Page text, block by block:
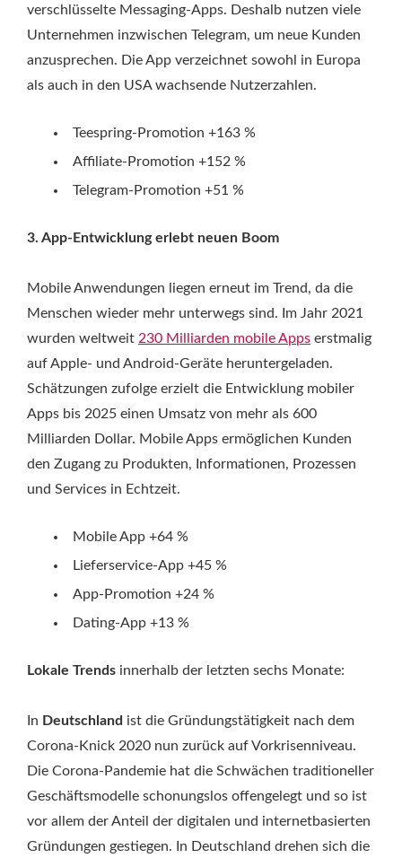
verschlüsselte Messaging-Apps. Deshalb nutzen viele
Unternehmen inzwischen Telegram, um neue Kunden
anzusprechen. Die App verzeichnet sowohl in Europa
als auch in den USA wachsende Nutzerzahlen.
Teespring-Promotion +163 %
Affiliate-Promotion +152 %
Telegram-Promotion +51 %
3. App-Entwicklung erlebt neuen Boom
Mobile Anwendungen liegen erneut im Trend, da die
Menschen wieder mehr unterwegs sind. Im Jahr 2021
wurden weltweit 230 Milliarden mobile Apps erstmalig
auf Apple- und Android-Geräte heruntergeladen.
Schätzungen zufolge erzielt die Entwicklung mobiler
Apps bis 2025 einen Umsatz von mehr als 600
Milliarden Dollar. Mobile Apps ermöglichen Kunden
den Zugang zu Produkten, Informationen, Prozessen
und Services in Echtzeit.
Mobile App +64 %
Lieferservice-App +45 %
App-Promotion +24 %
Dating-App +13 %
Lokale Trends innerhalb der letzten sechs Monate:
In Deutschland ist die Gründungstätigkeit nach dem
Corona-Knick 2020 nun zurück auf Vorkrisenniveau.
Die Corona-Pandemie hat die Schwächen traditioneller
Geschäftsmodelle schonungslos offengelegt und so ist
vor allem der Anteil der digitalen und internetbasierten
Gründungen gestiegen. In Deutschland drehen sich die